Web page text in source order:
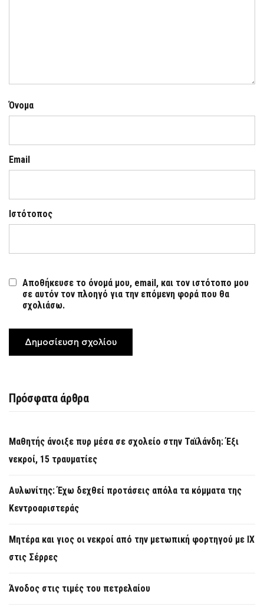
Όνομα
Email
Ιστότοπος
Αποθήκευσε το όνομά μου, email, και τον ιστότοπο μου
σε αυτόν τον πλοηγό για την επόμενη φορά που θα
σχολιάσω.
Πρόσφατα άρθρα
Μαθητής άνοιξε πυρ μέσα σε σχολείο στην Ταϊλάνδη: Έξι
νεκροί, 15 τραυματίες
Αυλωνίτης: Έχω δεχθεί προτάσεις απόλα τα κόμματα της
Κεντροαριστεράς
Μητέρα και γιος οι νεκροί από την μετωπική φορτηγού με ΙΧ
στις Σέρρες
Άνοδος στις τιμές του πετρελαίου